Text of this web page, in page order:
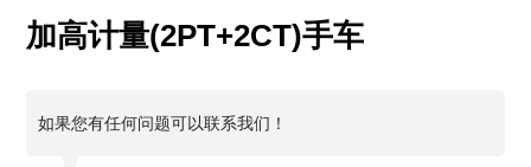
加高计量(2PT+2CT)手车
如果您有任何问题可以联系我们！